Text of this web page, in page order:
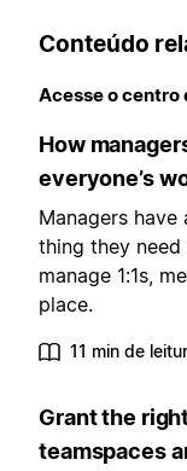
Conteúdo
Acesse o centro
How
everyone’s
Managers
thing they
manage 1:1s,
place.
11 min de
Grant the
teamspaces